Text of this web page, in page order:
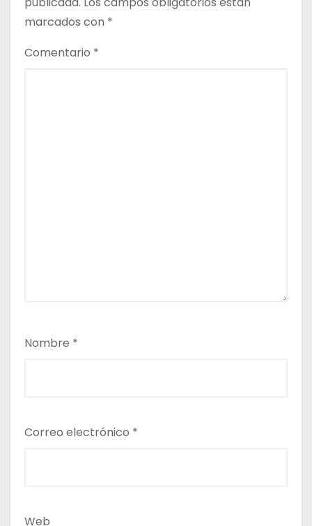
marcados con *
Comentario *
Nombre *
Correo electrónico *
Web